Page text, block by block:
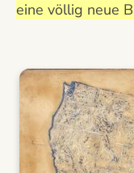
eine völlig neue